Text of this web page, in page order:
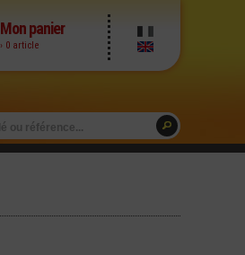
Mon panier
› 0 article